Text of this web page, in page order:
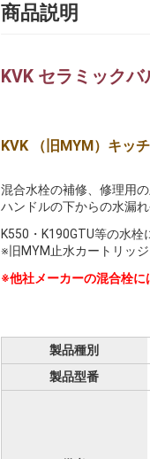
商品説明
KVK セラミック
KVK （旧MYM）キッ
混合水栓の補修、修理用
ハンドルの下からの水漏
K550・K190GTU等の水
※旧MYM止水カートリッ
※他社メーカーの混合栓に
製品種別
製品型番